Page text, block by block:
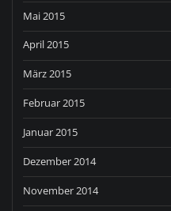
Mai 2015
April 2015
März 2015
Februar 2015
Januar 2015
Dezember 2014
November 2014